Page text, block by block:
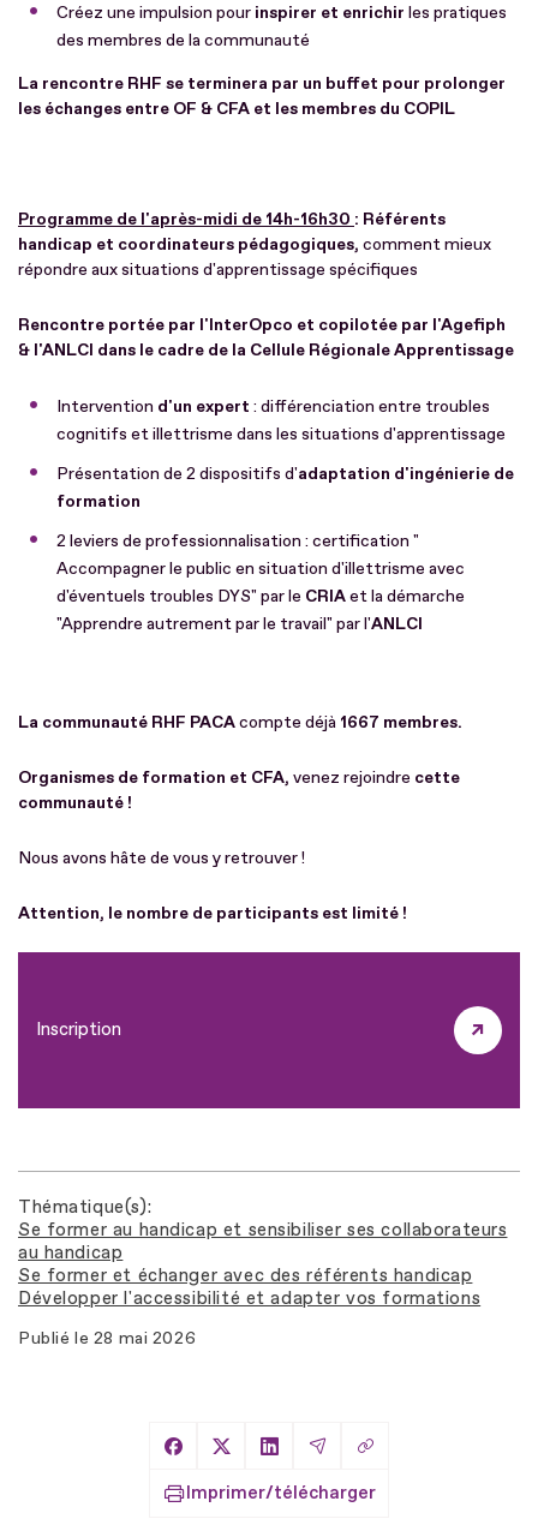
Créez une impulsion pour inspirer et enrichir les pratiques
des membres de la communauté
La rencontre RHF se terminera par un buffet pour prolonger
les échanges entre OF & CFA et les membres du COPIL
Programme de l'après-midi de 14h-16h30 : Référents
handicap et coordinateurs pédagogiques, comment mieux
répondre aux situations d'apprentissage spécifiques
Rencontre portée par l'InterOpco et copilotée par l'Agefiph
& l'ANLCI dans le cadre de la Cellule Régionale Apprentissage
Intervention d'un expert : différenciation entre troubles
cognitifs et illettrisme dans les situations d'apprentissage
Présentation de 2 dispositifs d'adaptation d'ingénierie de
formation
2 leviers de professionnalisation : certification "
Accompagner le public en situation d'illettrisme avec
d'éventuels troubles DYS" par le CRIAet la démarche
"Apprendre autrement par le travail" par l'ANLCI
La communauté RHF PACAcompte déjà 1667 membres.
Organismes de formation et CFA, venez rejoindre cette
communauté !
Nous avons hâte de vous y retrouver !
Attention, le nombre de participants est limité !
Inscription
Thématique(s)
Se former au handicap et sensibiliser ses collaborateurs
au handicap
Se former et échanger avec des référents handicap
Développer l'accessibilité et adapter vos formations
Publié le 28 mai 2026
Partager sur Facebook
Partager sur X
Partager sur LinkedIn
Partager par Email
Copier le lien
Imprimer/télécharger